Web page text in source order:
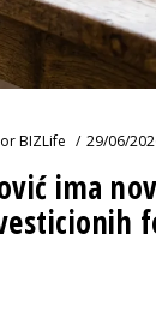
BIZLife 29/06/
ima